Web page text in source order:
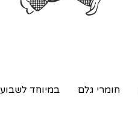
חומרי גלם במיוחד